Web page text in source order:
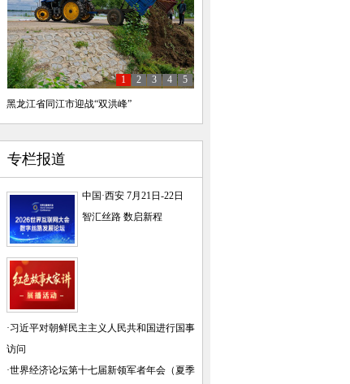
黑龙江省同江市迎战“双洪峰”
1 2 3 4 5
专栏报道
中国·西安 7月21日-22日
智汇丝路 数启新程
·习近平对朝鲜民主主义人民共和国进行国事
访问
·世界经济论坛第十七届新领军者年会（夏季